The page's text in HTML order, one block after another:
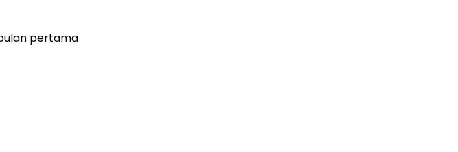
pertama